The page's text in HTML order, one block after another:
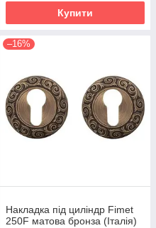
Купити
–16%
Накладка під циліндр Fimet
250F матова бронза (Італія)